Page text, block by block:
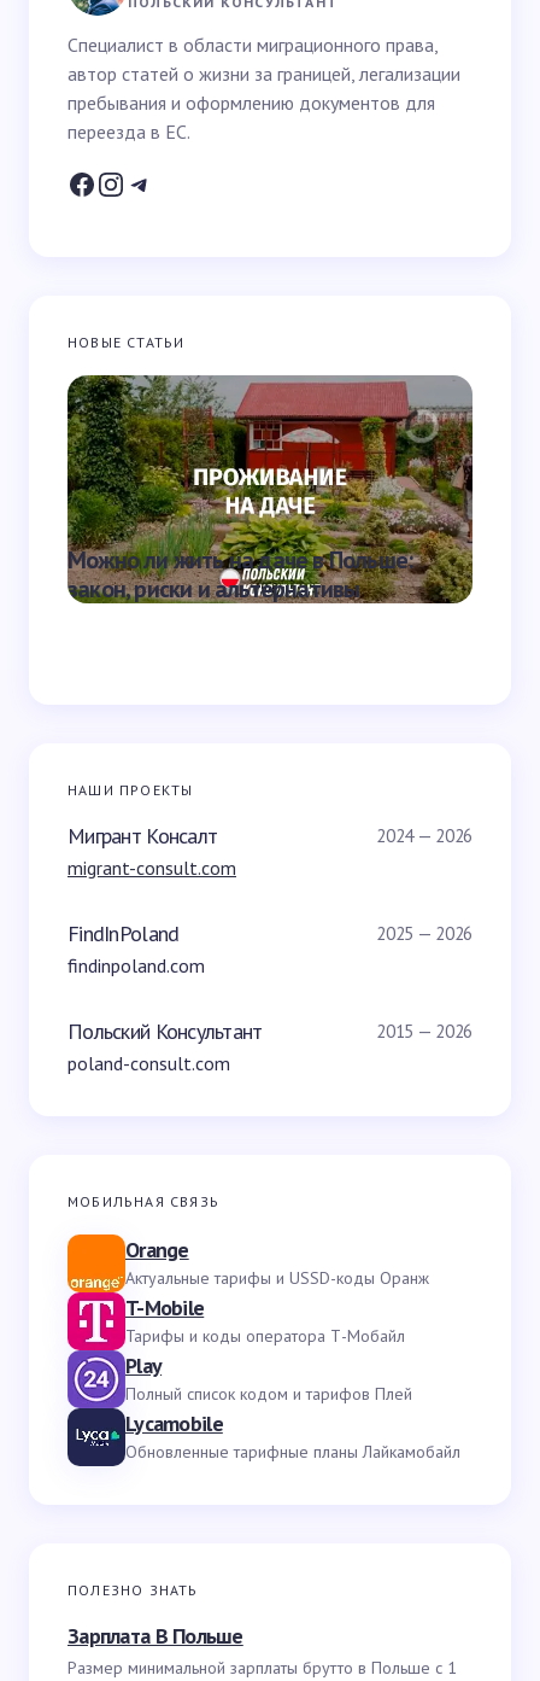
Ваш вопрос *
Email *
Запомнить имя и email для следующих
комментариев
Отправить
Специалист в области миграционного права,
автор статей о жизни за границей, легализации
пребывания и оформлению документов для
переезда в ЕС.
НОВЫЕ СТАТЬИ
Можно ли жить на даче в Польше:
закон, риски и альтернативы
НАШИ ПРОЕКТЫ
Мигрант Консалт 2024 — 2026
migrant-consult.com
FindInPoland 2025 — 2026
findinpoland.com
Польский Консультант 2015 — 2026
poland-consult.com
МОБИЛЬНАЯ СВЯЗЬ
Orange
Актуальные тарифы и USSD-коды Оранж
T-Mobile
Тарифы и коды оператора Т-Мобайл
Play
Полный список кодом и тарифов Плей
Lycamobile
Обновленные тарифные планы Лайкамобайл
ПОЛЕЗНО ЗНАТЬ
Зарплата В Польше
Размер минимальной зарплаты брутто в Польше с 1